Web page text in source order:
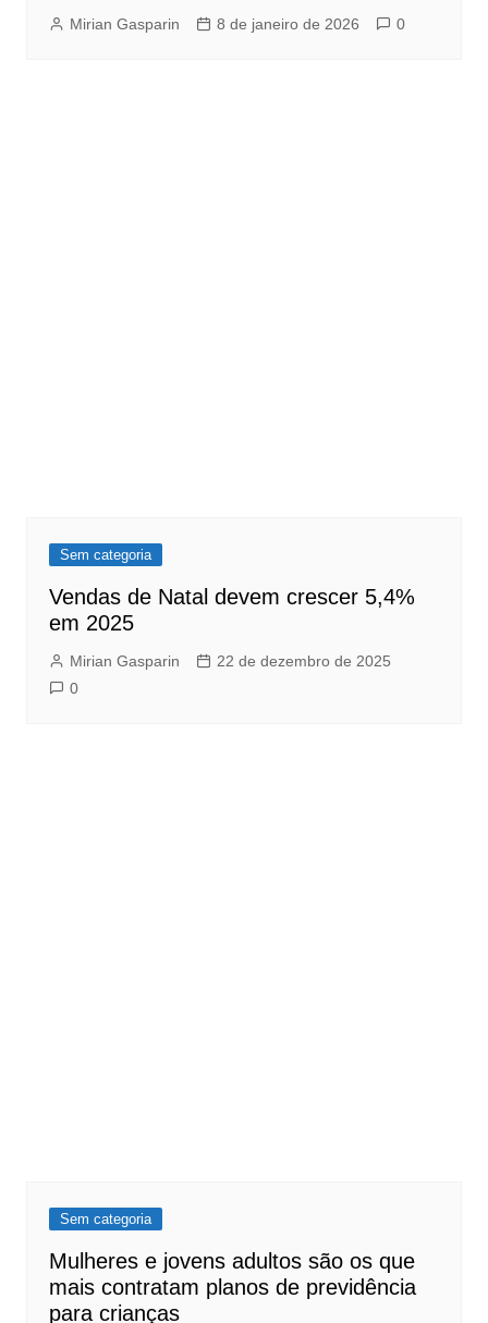
Mirian Gasparin 8 de janeiro de 2026 0
Sem categoria
Vendas de Natal devem crescer 5,4%
em 2025
Mirian Gasparin
22 de dezembro de 2025
0
Sem categoria
Mulheres e jovens adultos são os que
mais contratam planos de previdência
para crianças